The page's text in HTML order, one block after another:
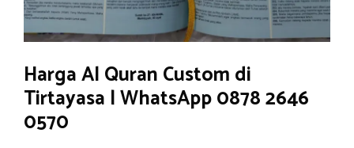
Harga Al Quran Custom di
Tirtayasa | WhatsApp 0878 2646
0570